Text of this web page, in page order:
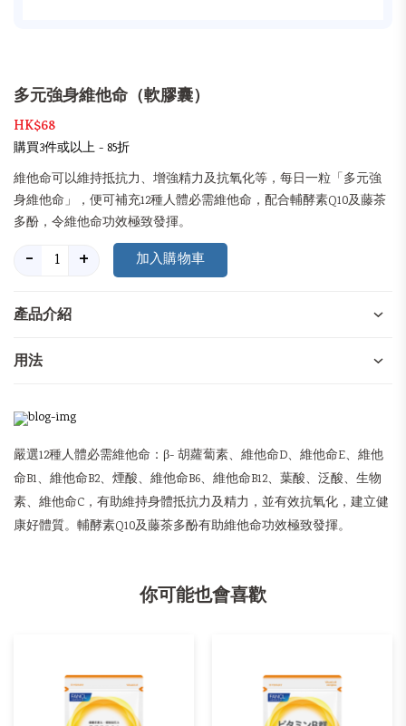
多元強身維他命（軟膠囊）
HK$68
購買3件或以上 - 85折
維他命可以維持抵抗力、增強精力及抗氧化等，每日一粒「多元強
身維他命」，便可補充12種人體必需維他命，配合輔酵素Q10及藤茶
多酚，令維他命功效極致發揮。
- +
產品介紹
用法
嚴選12種人體必需維他命：β- 胡蘿蔔素、維他命D、維他命E、維他
命B1、維他命B2、煙酸、維他命B6、維他命B12、葉酸、泛酸、生物
素、維他命C，有助維持身體抵抗力及精力，並有效抗氧化，建立健
康好體質。輔酵素Q10及藤茶多酚有助維他命功效極致發揮。
你可能也會喜歡